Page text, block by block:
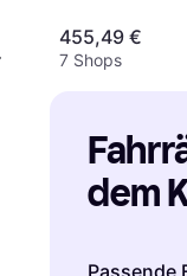
455,49 €
7 Shops
dem
Passende